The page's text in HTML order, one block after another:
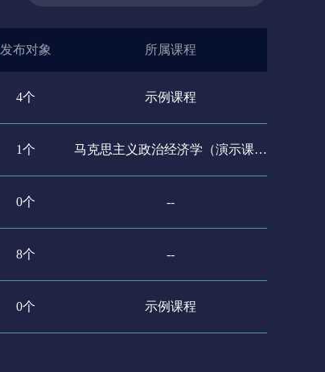
发布对象 所属课程
4个 示例课程
1个 马克思主义政治经济学（演示课程）
0个 --
8个 --
0个 示例课程